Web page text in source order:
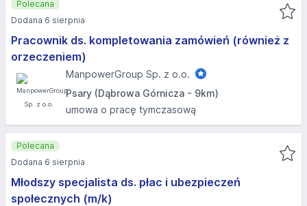
Pracownik ds. kompletowania zamówień (również z
orzeczeniem)
ManpowerGroup Sp. z o.o.
Psary (Dąbrowa Górnicza - 9km)
umowa o pracę tymczasową
Polecana
Dodana 6 sierpnia
Młodszy specjalista ds. płac i ubezpieczeń
społecznych (m/k)
Polecana
Dodana 6 sierpnia